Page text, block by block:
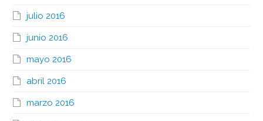
julio 2016
junio 2016
mayo 2016
abril 2016
marzo 2016